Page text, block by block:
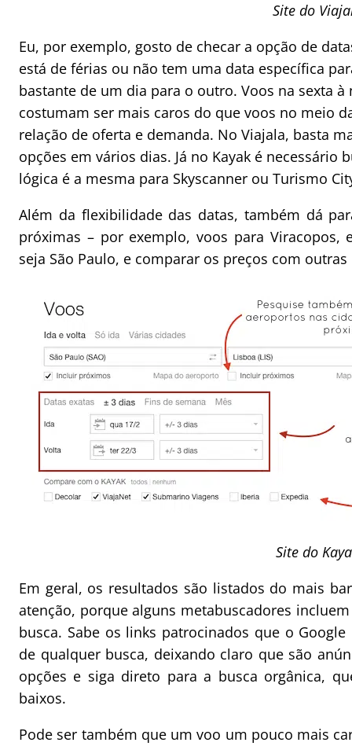
Site do
Eu, por exemplo, gosto de checar a opção de
está de férias ou não tem uma data específica
bastante de um dia para o outro. Voos na sexta
costumam ser mais caros do que voos no meio
relação de oferta e demanda. No Viajala, basta
opções em vários dias. Já no Kayak é necessário
lógica é a mesma para Skyscanner ou Turismo
Além da flexibilidade das datas, também dá
próximas – por exemplo, voos para Viracopos,
seja São Paulo, e comparar os preços com
Site do
Em geral, os resultados são listados do mais
atenção, porque alguns metabuscadores
busca. Sabe os links patrocinados que o
de qualquer busca, deixando claro que são
opções e siga direto para a busca orgânica,
baixos.
Pode ser também que um voo um pouco mais